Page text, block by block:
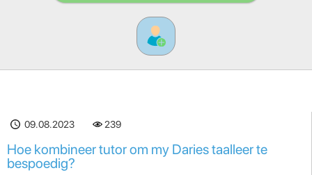
09.08.2023 239
Hoe kombineer tutor om my Daries taalleer te
bespoedig?